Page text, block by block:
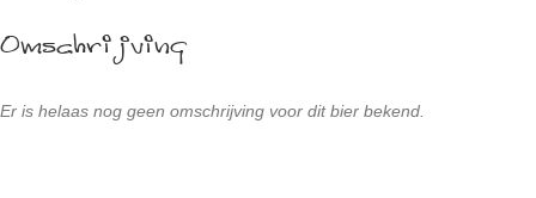
Omschrijving
Er is helaas nog geen omschrijving voor dit bier bekend.